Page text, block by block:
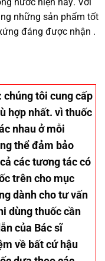
những sản phẩm tốt
đáng được nhận .
: chúng tôi cung cấp
hợp nhất. vì thuốc
nhau ở mỗi
thể đảm bảo
các tương tác có
trên cho mục
dành cho tư vấn
dùng thuốc cần
của Bác sĩ
về bất cứ hậu